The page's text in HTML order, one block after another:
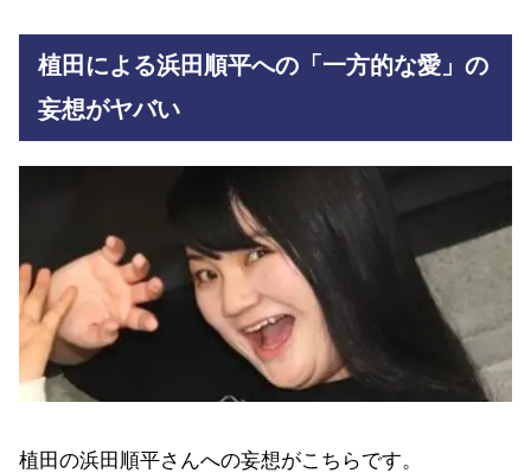
植田による浜田順平への「一方的な愛」の
妄想がヤバい
植田の浜田順平さんへの妄想がこちらです。